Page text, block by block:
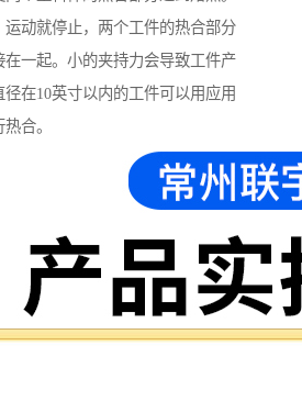
动就停止，两个工件的热合部分
一起。小的夹持力会导致工件产
在10英寸以内的工件可以用应用
合。